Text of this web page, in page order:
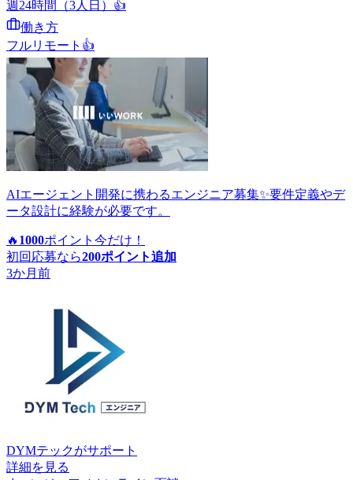
週24時間（3人日） 👍
働き方
フルリモート 👍
AIエージェント開発に携わるエンジニア募集✨要件定義やデ
ータ設計に経験が必要です。
🔥 1000ポイント 今だけ！
初回応募なら200ポイント追加
3か月前
DYMテックがサポート
詳細を見る